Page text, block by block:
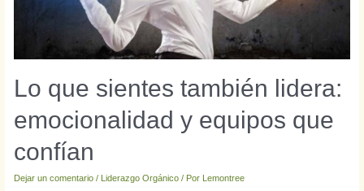
Lo que sientes también lidera:
emocionalidad y equipos que
confían
Dejar un comentario / Liderazgo Orgánico/ Por Lemontree